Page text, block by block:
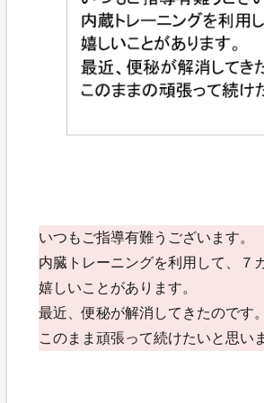
いつもご指導有難うございます。
内臓トレーニングを利用して、７
嬉しいことがあります。
最近、便秘が解消してきたのです
このまま頑張って続けたいと思い